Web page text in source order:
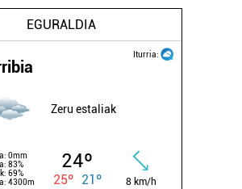
EGURALDIA
Iturria:
Zeru estaliak
0mm
83%
69%
4300m
24º
25º 21º 8 km/h